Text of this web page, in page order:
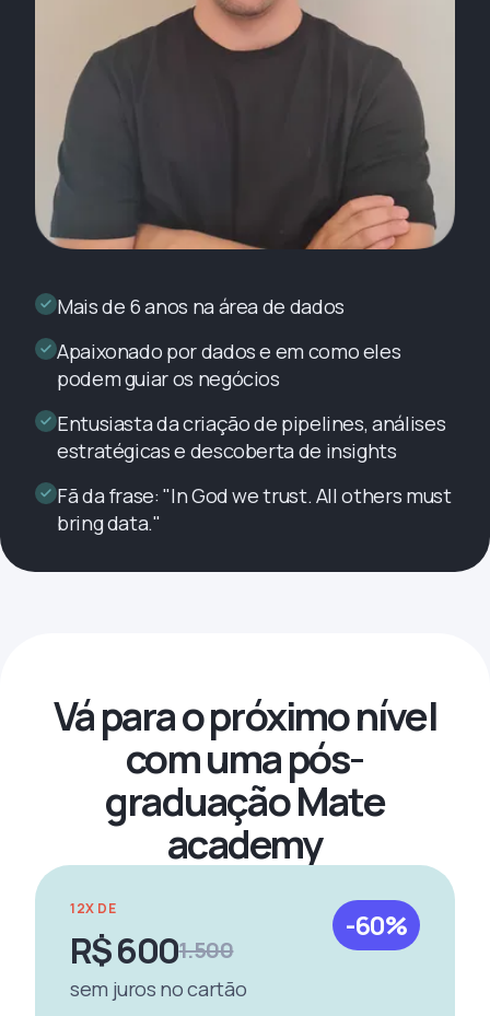
Mais de 6 anos na área de dados
Apaixonado por dados e em como eles
podem guiar os negócios
Entusiasta da criação de pipelines, análises
estratégicas e descoberta de insights
Fã da frase: "In God we trust. All others must
bring data."
Vá para o próximo nível
com uma pós-
graduação Mate
academy
12X DE
R$ 6001.500
sem juros no cartão
-60%